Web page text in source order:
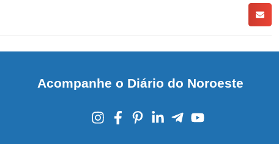
Acompanhe o Diário do Noroeste